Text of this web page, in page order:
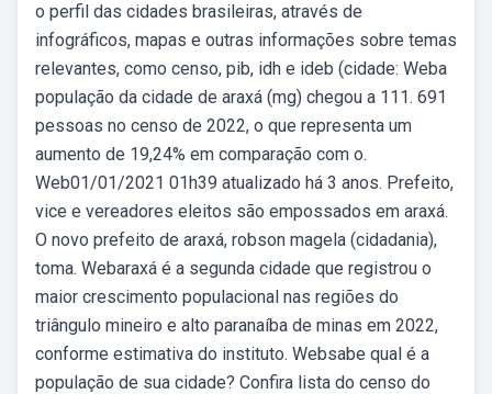
o perfil das cidades brasileiras, através de
infográficos, mapas e outras informações sobre temas
relevantes, como censo, pib, idh e ideb (cidade: Weba
população da cidade de araxá (mg) chegou a 111. 691
pessoas no censo de 2022, o que representa um
aumento de 19,24% em comparação com o.
Web01/01/2021 01h39 atualizado há 3 anos. Prefeito,
vice e vereadores eleitos são empossados em araxá.
O novo prefeito de araxá, robson magela (cidadania),
toma. Webaraxá é a segunda cidade que registrou o
maior crescimento populacional nas regiões do
triângulo mineiro e alto paranaíba de minas em 2022,
conforme estimativa do instituto. Websabe qual é a
população de sua cidade? Confira lista do censo do